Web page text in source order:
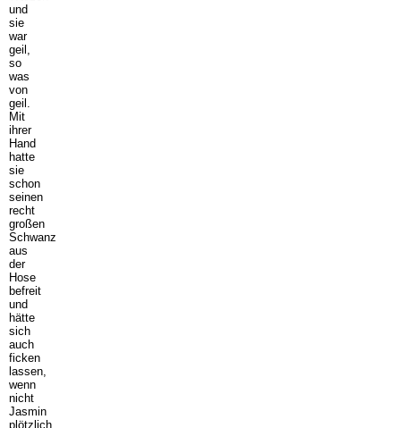
und
sie
war
geil,
so
was
von
geil.
Mit
ihrer
Hand
hatte
sie
schon
seinen
recht
großen
Schwanz
aus
der
Hose
befreit
und
hätte
sich
auch
ficken
lassen,
wenn
nicht
Jasmin
plötzlich